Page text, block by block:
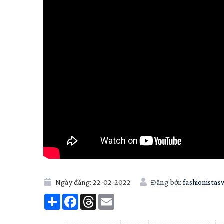
Ngày đăng: 22-02-2022 Đăng bởi:
Share Facebook
Threads